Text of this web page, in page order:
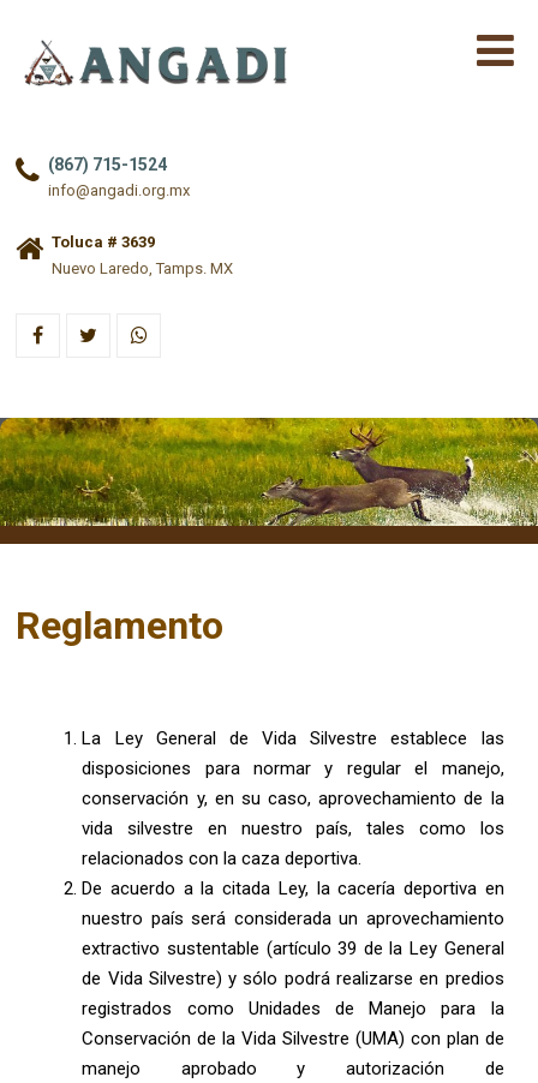
(867) 715-1524
info@angadi.org.mx
Toluca # 3639
Nuevo Laredo, Tamps. MX
Reglamento
La Ley General de Vida Silvestre establece las
disposiciones para normar y regular el manejo,
conservación y, en su caso, aprovechamiento de la
vida silvestre en nuestro país, tales como los
relacionados con la caza deportiva.
De acuerdo a la citada Ley, la cacería deportiva en
nuestro país será considerada un aprovechamiento
extractivo sustentable (artículo 39 de la Ley General
de Vida Silvestre) y sólo podrá realizarse en predios
registrados como Unidades de Manejo para la
Conservación de la Vida Silvestre (UMA) con plan de
manejo aprobado y autorización de